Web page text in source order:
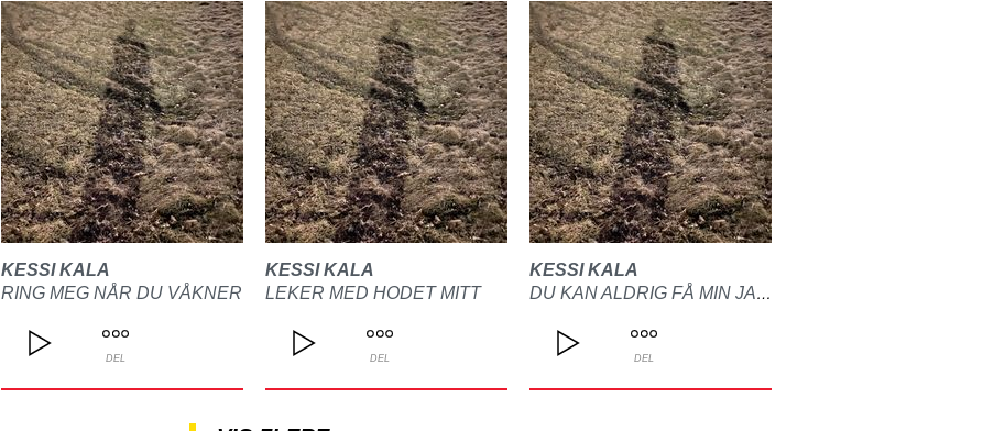
KESSI KALA
RING MEG NÅR DU VÅKNER
DEL
KESSI KALA
LEKER MED HODET MITT
DEL
KESSI KALA
DU KAN ALDRIG FÅ MIN JAKKE
DEL